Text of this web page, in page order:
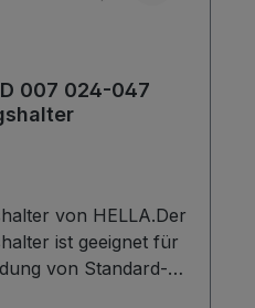
007 024-047
von HELLA.Der
ist geeignet für
von Standard-
ist Teil